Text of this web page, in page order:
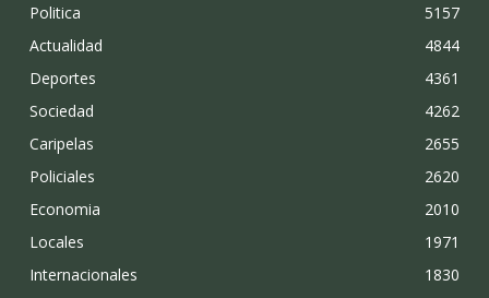
Politica
5157
Actualidad
4844
Deportes
4361
Sociedad
4262
Caripelas
2655
Policiales
2620
Economia
2010
Locales
1971
Internacionales
1830